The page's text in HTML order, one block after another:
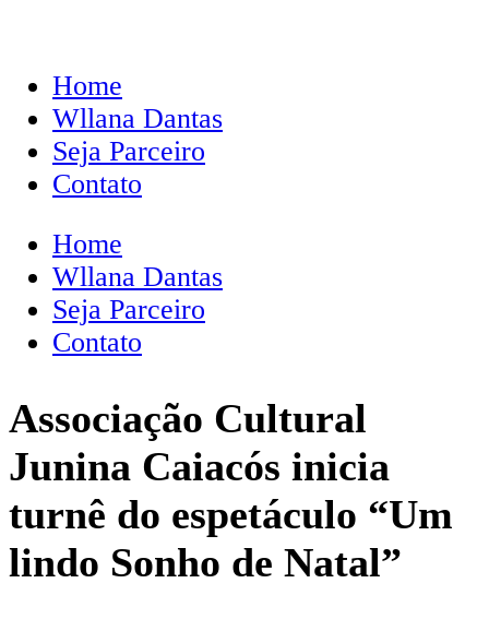
Home
Wllana Dantas
Seja Parceiro
Contato
Home
Wllana Dantas
Seja Parceiro
Contato
Associação Cultural
Junina Caiacós inicia
turnê do espetáculo “Um
lindo Sonho de Natal”